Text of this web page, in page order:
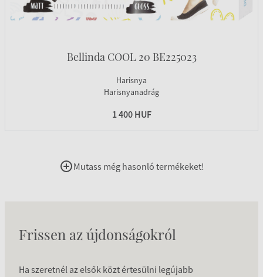
Bellinda COOL 20 BE225023
Harisnya
Harisnyanadrág
1 400 HUF
Mutass még hasonló termékeket!
Frissen az újdonságokról
Ha szeretnél az elsők közt értesülni legújabb